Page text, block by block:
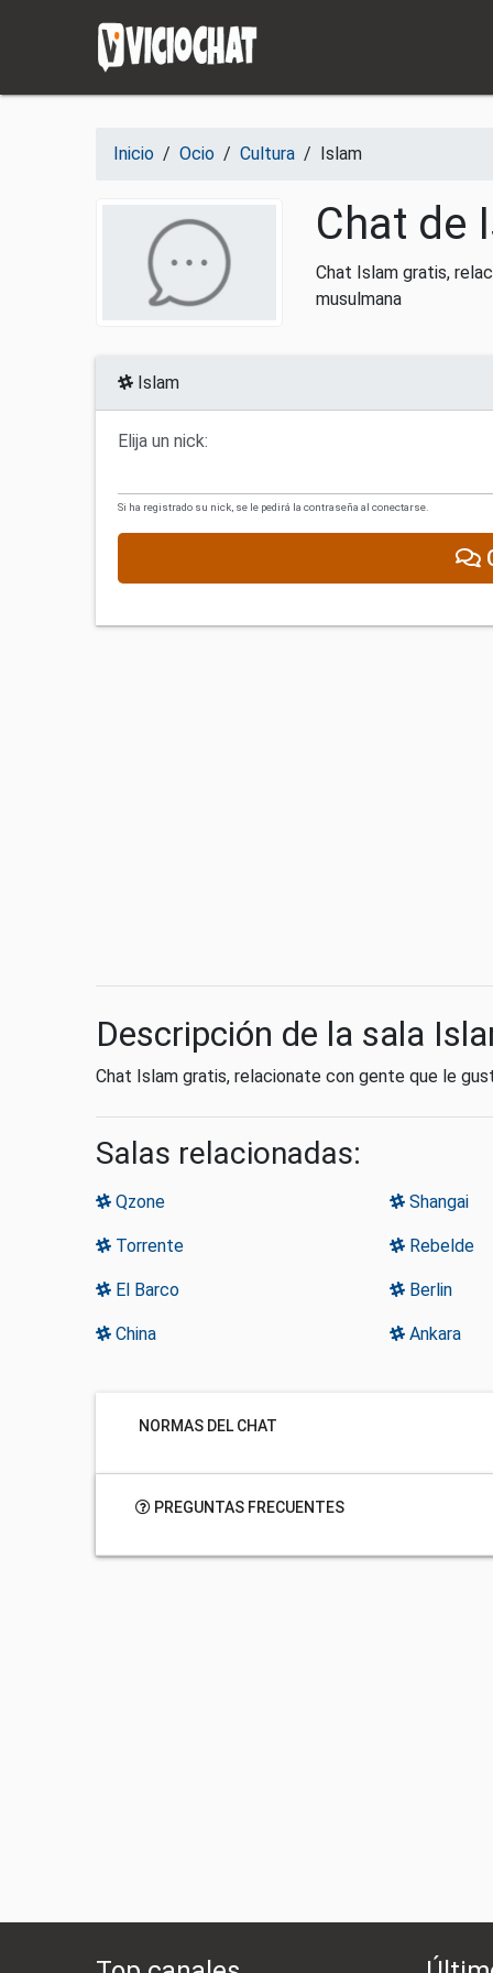
Inicio / Ocio / Cultura / Islam
Chat de
Chat Islam gratis,
musulmana
Islam
Elija un nick:
Si ha registrado su nick, se le pedirá la contraseña al conectarse.
Descripción de la sala
Chat Islam gratis, relacionate con gente que le
Salas relacionadas:
Qzone Shangai
Torrente Rebelde
El Barco Berlin
China Ankara
NORMAS DEL CHAT
PREGUNTAS FRECUENTES